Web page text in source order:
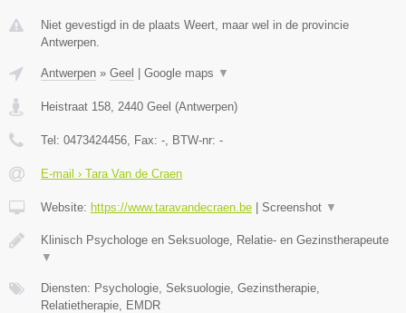
Niet gevestigd in de plaats Weert, maar wel in de provincie
Antwerpen.
Antwerpen » Geel Google maps ▼
Heistraat 158 2440 Geel (Antwerpen)
Tel: 0473424456 , Fax: - , BTW-nr: -
E-mail › Tara Van de Craen
Website: https://www.taravandecraen.be Screenshot ▼
Klinisch Psychologe en Seksuologe, Relatie- en Gezinstherapeute
▼
Diensten: Psychologie, Seksuologie, Gezinstherapie,
Relatietherapie, EMDR